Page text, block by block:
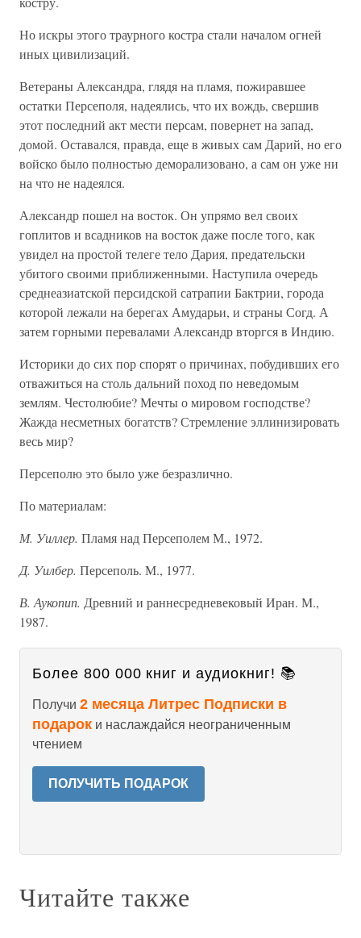
Но искры этого траурного костра стали началом огней
иных цивилизаций.
Ветераны Александра, глядя на пламя, пожиравшее
остатки Персеполя, надеялись, что их вождь, свершив
этот последний акт мести персам, повернет на запад,
домой. Оставался, правда, еще в живых сам Дарий, но его
войско было полностью деморализовано, а сам он уже ни
на что не надеялся.
Александр пошел на восток. Он упрямо вел своих
гоплитов и всадников на восток даже после того, как
увидел на простой телеге тело Дария, предательски
убитого своими приближенными. Наступила очередь
среднеазиатской персидской сатрапии Бактрии, города
которой лежали на берегах Амударьи, и страны Согд. А
затем горными перевалами Александр вторгся в Индию.
Историки до сих пор спорят о причинах, побудивших его
отважиться на столь дальний поход по неведомым
землям. Честолюбие? Мечты о мировом господстве?
Жажда несметных богатств? Стремление эллинизировать
весь мир?
Персеполю это было уже безразлично.
По материалам:
М. Уиллер. Пламя над Персеполем М., 1972.
Д. Уилбер. Персеполь. М., 1977.
В. Аукопип. Древний и раннесредневековый Иран. М.,
1987.
Более 800 000 книг и аудиокниг! 📚
Получи 2 месяца Литрес Подписки в
подарок и наслаждайся неограниченным
чтением
ПОЛУЧИТЬ ПОДАРОК
Читайте также